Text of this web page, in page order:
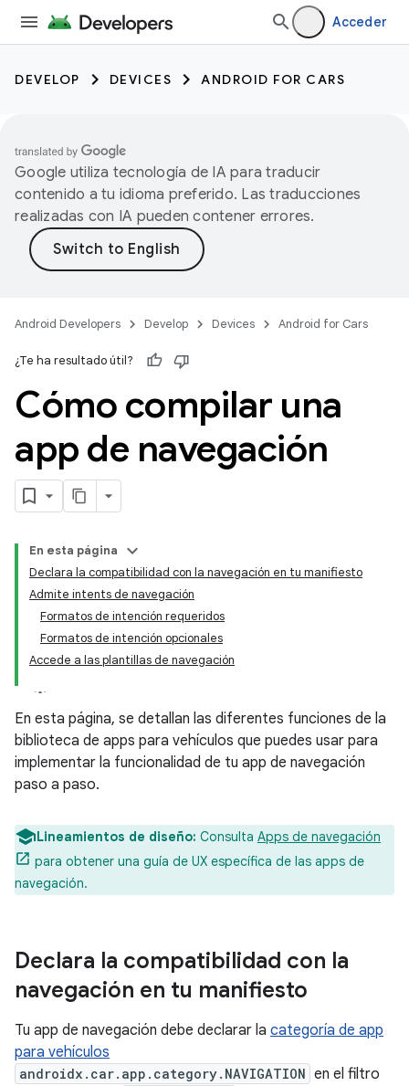
Acceder
DEVELOP DEVICES ANDROID FOR CARS
Google utiliza tecnología de IA para traducir
contenido a tu idioma preferido. Las traducciones
realizadas con IA pueden contener errores.
Android Developers Develop Devices Android for Cars
¿Te ha resultado útil?
Cómo compilar una
app de navegación
En esta página
Declara la compatibilidad con la navegación en tu manifiesto
Admite intents de navegación
Formatos de intención requeridos
Formatos de intención opcionales
Accede a las plantillas de navegación
En esta página, se detallan las diferentes funciones de la
biblioteca de apps para vehículos que puedes usar para
implementar la funcionalidad de tu app de navegación
paso a paso.
Lineamientos de diseño: Consulta Apps de navegación
para obtener una guía de UX específica de las apps de
navegación.
Declara la compatibilidad con la
navegación en tu manifiesto
Tu app de navegación debe declarar la categoría de app
para vehículos
androidx.car.app.category.NAVIGATION en el filtro